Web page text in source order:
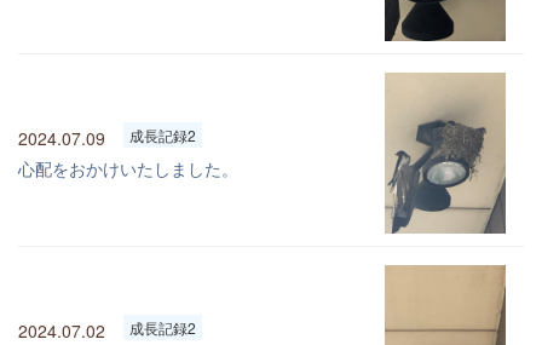
2024.07.09 成長記録2
心配をおかけいたしました。
2024.07.02 成長記録2